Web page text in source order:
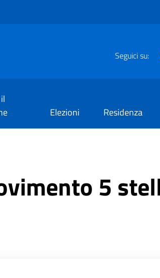
Seguici su:
Elezioni Residenza
5